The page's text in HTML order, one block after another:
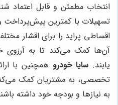
انتخاب مطمئن و قابل اعتماد
تسهیلات با کمترین پیش‌پرداخت
اقساطی پراید را برای اقشار
آن‌ها کمک می‌کند تا به
یابند. سایا خودرو همچنین با
تخصصی، به مشتریان کمک می‌کند
به نیازها و بودجه خود داشته